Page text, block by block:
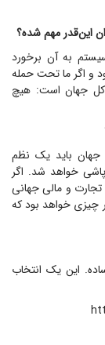
این‌قدر مهم شده؟
به آن برخورد
و اگر ما تحت حمله
کل جهان است: هیچ
باید یک نظم
خواهد شد. اگر
تجارت و مالی جهانی
چیزی خواهد بود که
این یک انتخاب